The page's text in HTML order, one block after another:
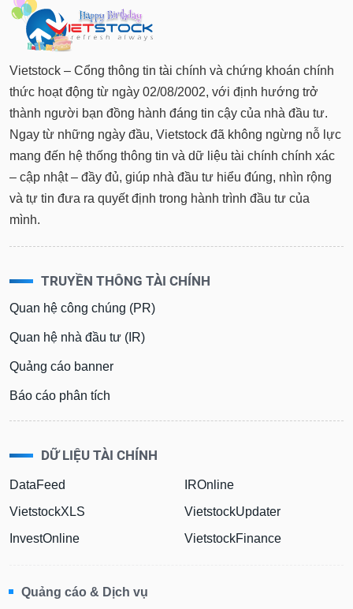
Vietstock – Cổng thông tin tài chính và chứng khoán chính
thức hoạt động từ ngày 02/08/2002, với định hướng trở
thành người bạn đồng hành đáng tin cậy của nhà đầu tư.
Ngay từ những ngày đầu, Vietstock đã không ngừng nỗ lực
mang đến hệ thống thông tin và dữ liệu tài chính chính xác
– cập nhật – đầy đủ, giúp nhà đầu tư hiểu đúng, nhìn rộng
và tự tin đưa ra quyết định trong hành trình đầu tư của
mình.
TRUYỀN THÔNG TÀI CHÍNH
Quan hệ công chúng (PR)
Quan hệ nhà đầu tư (IR)
Quảng cáo banner
Báo cáo phân tích
DỮ LIỆU TÀI CHÍNH
DataFeed
VietstockXLS
InvestOnline
IROnline
VietstockUpdater
VietstockFinance
Quảng cáo & Dịch vụ